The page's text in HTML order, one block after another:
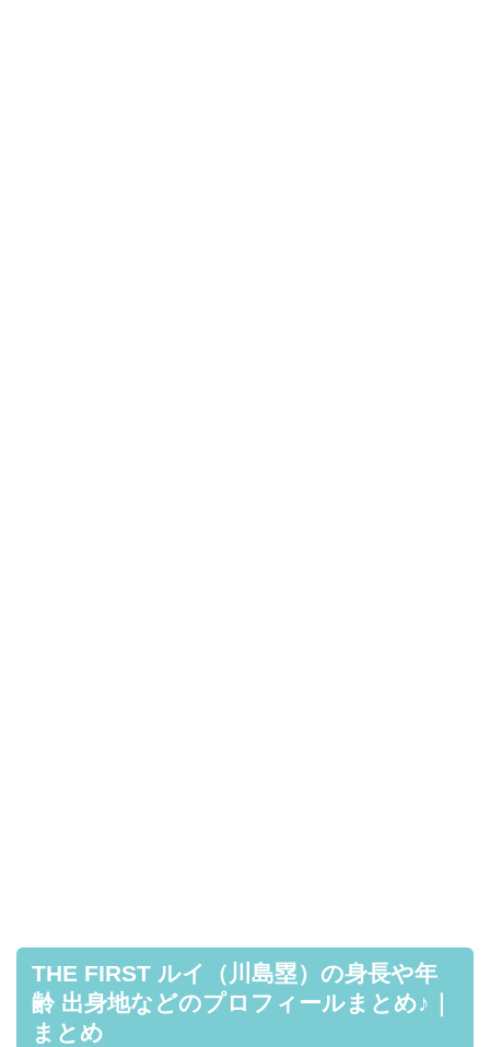
THE FIRST ルイ（川島塁）の身長や年
齢 出身地などのプロフィールまとめ♪｜
まとめ